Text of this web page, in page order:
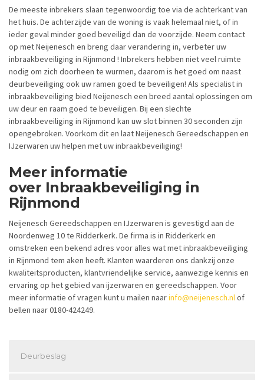
De meeste inbrekers slaan tegenwoordig toe via de achterkant van
het huis. De achterzijde van de woning is vaak helemaal niet, of in
ieder geval minder goed beveiligd dan de voorzijde. Neem contact
op met Neijenesch en breng daar verandering in, verbeter uw
inbraakbeveiliging in Rijnmond ! Inbrekers hebben niet veel ruimte
nodig om zich doorheen te wurmen, daarom is het goed om naast
deurbeveiliging ook uw ramen goed te beveiligen! Als specialist in
inbraakbeveiliging bied Neijenesch een breed aantal oplossingen om
uw deur en raam goed te beveiligen. Bij een slechte
inbraakbeveiliging in Rijnmond kan uw slot binnen 30 seconden zijn
opengebroken. Voorkom dit en laat Neijenesch Gereedschappen en
IJzerwaren uw helpen met uw inbraakbeveiliging!
Meer informatie
over Inbraakbeveiliging in
Rijnmond
Neijenesch Gereedschappen en IJzerwaren is gevestigd aan de
Noordenweg 10 te Ridderkerk. De firma is in Ridderkerk en
omstreken een bekend adres voor alles wat met inbraakbeveiliging
in Rijnmond tem aken heeft. Klanten waarderen ons dankzij onze
kwaliteitsproducten, klantvriendelijke service, aanwezige kennis en
ervaring op het gebied van ijzerwaren en gereedschappen. Voor
meer informatie of vragen kunt u mailen naarinfo@neijenesch.nlof
bellen naar 0180-424249.
Deurbeslag